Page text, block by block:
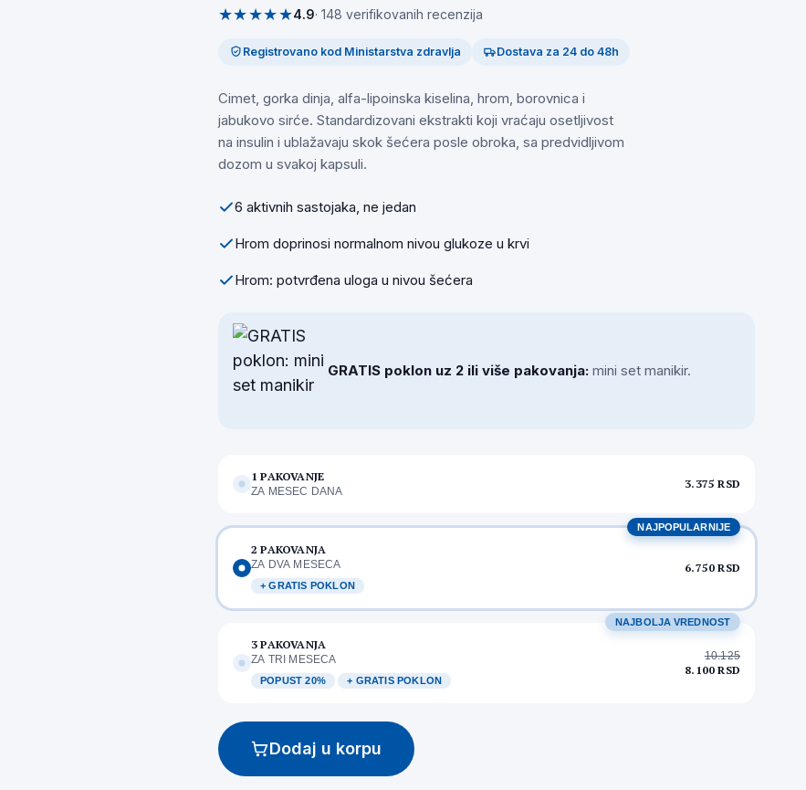
★★★★★4.9· 148 verifikovanih recenzija
Registrovano kod Ministarstva zdravlja Dostava za 24 do 48h
Cimet, gorka dinja, alfa-lipoinska kiselina, hrom, borovnica i
jabukovo sirće. Standardizovani ekstrakti koji vraćaju osetljivost
na insulin i ublažavaju skok šećera posle obroka, sa predvidljivom
dozom u svakoj kapsuli.
6 aktivnih sastojaka, ne jedan
Hrom doprinosi normalnom nivou glukoze u krvi
Hrom: potvrđena uloga u nivou šećera
GRATIS poklon uz 2 ili više pakovanja: mini set manikir.
1 PAKOVANJE
ZA MESEC DANA
3.375 RSD
NAJPOPULARNIJE
2 PAKOVANJA
ZA DVA MESECA
+ GRATIS POKLON
6.750 RSD
NAJBOLJA VREDNOST
3 PAKOVANJA
ZA TRI MESECA
POPUST 20% + GRATIS POKLON
10.125
8.100 RSD
Dodaj u korpu